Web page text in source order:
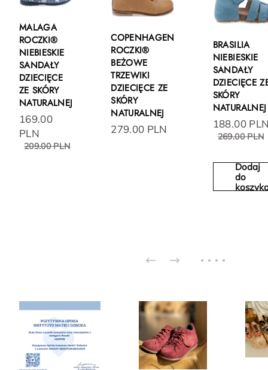
MALAGA
ROCZKI®
NIEBIESKIE
SANDAŁY
DZIECIĘCE
ZE SKÓRY
NATURALNEJ
169.00
PLN
209.00 PLN
COPENHAGEN
ROCZKI®
BEŻOWE
TRZEWIKI
DZIECIĘCE ZE
SKÓRY
NATURALNEJ
279.00 PLN
BRASILIA
NIEBIESKIE
SANDAŁY
DZIECIĘCE
SKÓRY
NATURALNEJ
188.00
269.00 PLN
Dodaj
do